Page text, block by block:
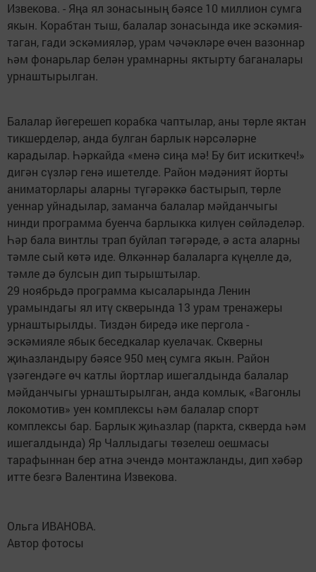
Извекова. - Яңа ял зонасының бәясе 10 миллион сумга
якын. Корабтан тыш, балалар зонасында ике эскәмия-
таган, гади эскәмияләр, урам чәчәкләре өчен вазоннар
һәм фонарьлар белән урамнарны яктырту баганалары
урнаштырылган.
Балалар йөгерешеп корабка чаптылар, аны төрле яктан
тикшерделәр, анда булган барлык нәрсәләрне
карадылар. Һәркайда «менә сиңа мә! Бу бит искиткеч!»
дигән сүзләр генә ишетелде. Район мәдәният йорты
аниматорлары аларны түгәрәккә бастырып, төрле
уеннар уйнадылар, заманча балалар мәйданчыгы
нинди программа буенча барлыкка килүен сөйләделәр.
Һәр бала винтлы трап буйлап тәгәрәде, ә аста аларны
тәмле сый көтә иде. Өлкәннәр балаларга күңелле дә,
тәмле дә булсын дип тырыштылар.
29 ноябрьдә программа кысаларында Ленин
урамындагы ял итү скверында 13 урам тренажеры
урнаштырылды. Тиздән биредә ике пергола -
эскәмияле ябык беседкалар куелачак. Скверны
җиһазландыру бәясе 950 мең сумга якын. Район
үзәгендәге өч катлы йортлар ишегалдында балалар
мәйданчыгы урнаштырылган, анда комлык, «Вагонлы
локомотив» уен комплексы һәм балалар спорт
комплексы бар. Барлык җиһазлар (паркта, скверда һәм
ишегалдында) Яр Чаллыдагы төзелеш оешмасы
тарафыннан бер атна эчендә монтажланды, дип хәбәр
итте безгә Валентина Извекова.
Ольга ИВАНОВА.
Автор фотосы